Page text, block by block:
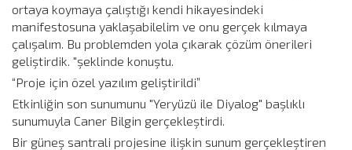
ortaya koymaya çalıştığı kendi hikayesindeki
manifestosuna yaklaşabilelim ve onu gerçek kılmaya
çalışalım. Bu problemden yola çıkarak çözüm önerileri
geliştirdik. "şeklinde konuştu.
“Proje için özel yazılım geliştirildi”
Etkinliğin son sunumunu "Yeryüzü ile Diyalog" başlıklı
sunumuyla Caner Bilgin gerçekleştirdi.
Bir güneş santrali projesine ilişkin sunum gerçekleştiren